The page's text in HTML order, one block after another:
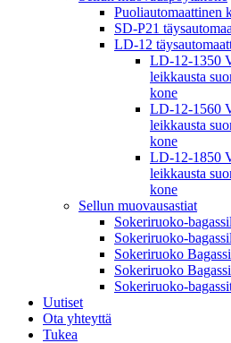
Puoliautomaattinen
SD-P21
LD-12
LD-12-1350
leikkausta
kone
LD-12-1560
leikkausta
kone
LD-12-1850
leikkausta
kone
Sellun muovausastiat
Sokeriruoko-
Sokeriruoko-
Sokeriruoko
Sokeriruoko
Sokeriruoko-
Uutiset
Ota yhteyttä
Tukea